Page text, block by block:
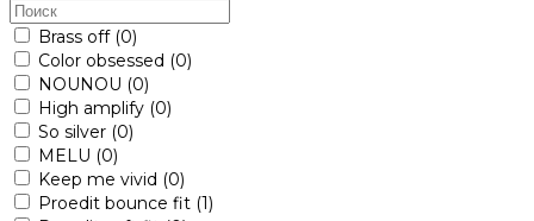
Brass off (0)
Color obsessed (0)
NOUNOU (0)
High amplify (0)
So silver (0)
MELU (0)
Keep me vivid (0)
Proedit bounce fit (1)